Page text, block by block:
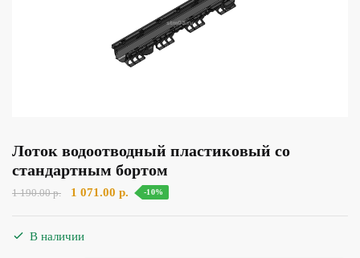
Лоток водоотводный пластиковый со
стандартным бортом
1 190.00р.
Первоначальная
1 071.00 р. Текущая
-10%
В наличии